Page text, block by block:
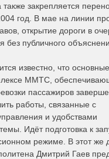
закрепляется
год. В мае на линии
открытие дороги в
без публичного
известно, что
ММТС,
пассажиров
работы, связанные с
и удобствами
Идёт подготовка к
режиме. В этот же
Дмитрий Гаев